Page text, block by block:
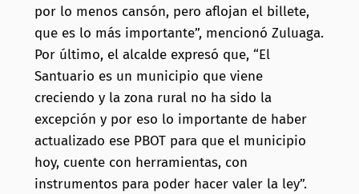
por lo menos cansón, pero aflojan el billete,
que es lo más importante”, mencionó Zuluaga.
Por último, el alcalde expresó que, “El
Santuario es un municipio que viene
creciendo y la zona rural no ha sido la
excepción y por eso lo importante de haber
actualizado ese PBOT para que el municipio
hoy, cuente con herramientas, con
instrumentos para poder hacer valer la ley”.